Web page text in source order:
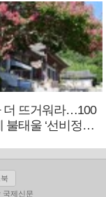
더 뜨거워라…100
태울 ‘선비정신’
국제신문